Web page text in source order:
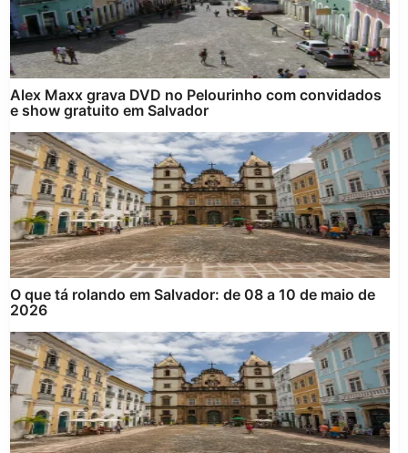
Alex Maxx grava DVD no Pelourinho com convidados
e show gratuito em Salvador
O que tá rolando em Salvador: de 08 a 10 de maio de
2026